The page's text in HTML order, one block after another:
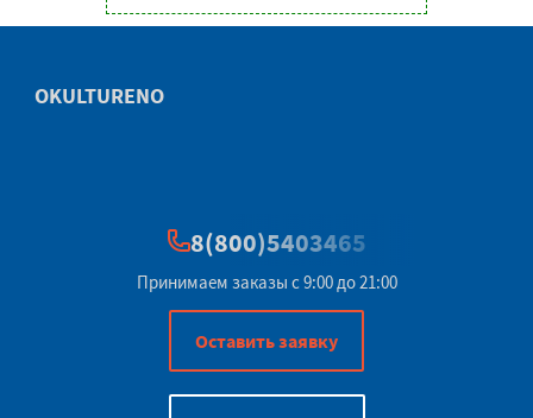
OKULTURENO
8(800)5403465
Принимаем заказы с 9:00 до 21:00
Оставить заявку